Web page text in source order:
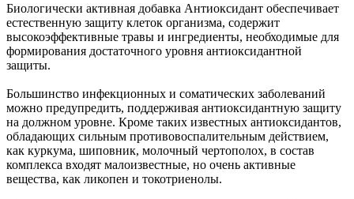
Биологически активная добавка Антиоксидант обеспечивает
естественную защиту клеток организма, содержит
высокоэффективные травы и ингредиенты, необходимые для
формирования достаточного уровня антиоксидантной
защиты.
Большинство инфекционных и соматических заболеваний
можно предупредить, поддерживая антиоксидантную защиту
на должном уровне. Кроме таких известных антиоксидантов,
обладающих сильным противовоспалительным действием,
как куркума, шиповник, молочный чертополох, в состав
комплекса входят малоизвестные, но очень активные
вещества, как ликопен и токотриенолы.